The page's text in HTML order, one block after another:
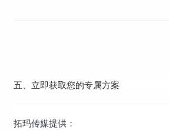
五、立即获取您的专属方案
拓玛传媒提供：